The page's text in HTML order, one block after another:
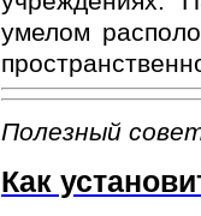
умелом
Полезный
Как